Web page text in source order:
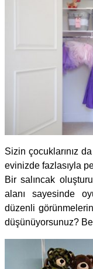
Sizin çocuklarınız
evinizde fazlasıyla
Bir salıncak
alanı sayesinde
düzenli
düşünüyorsunuz?